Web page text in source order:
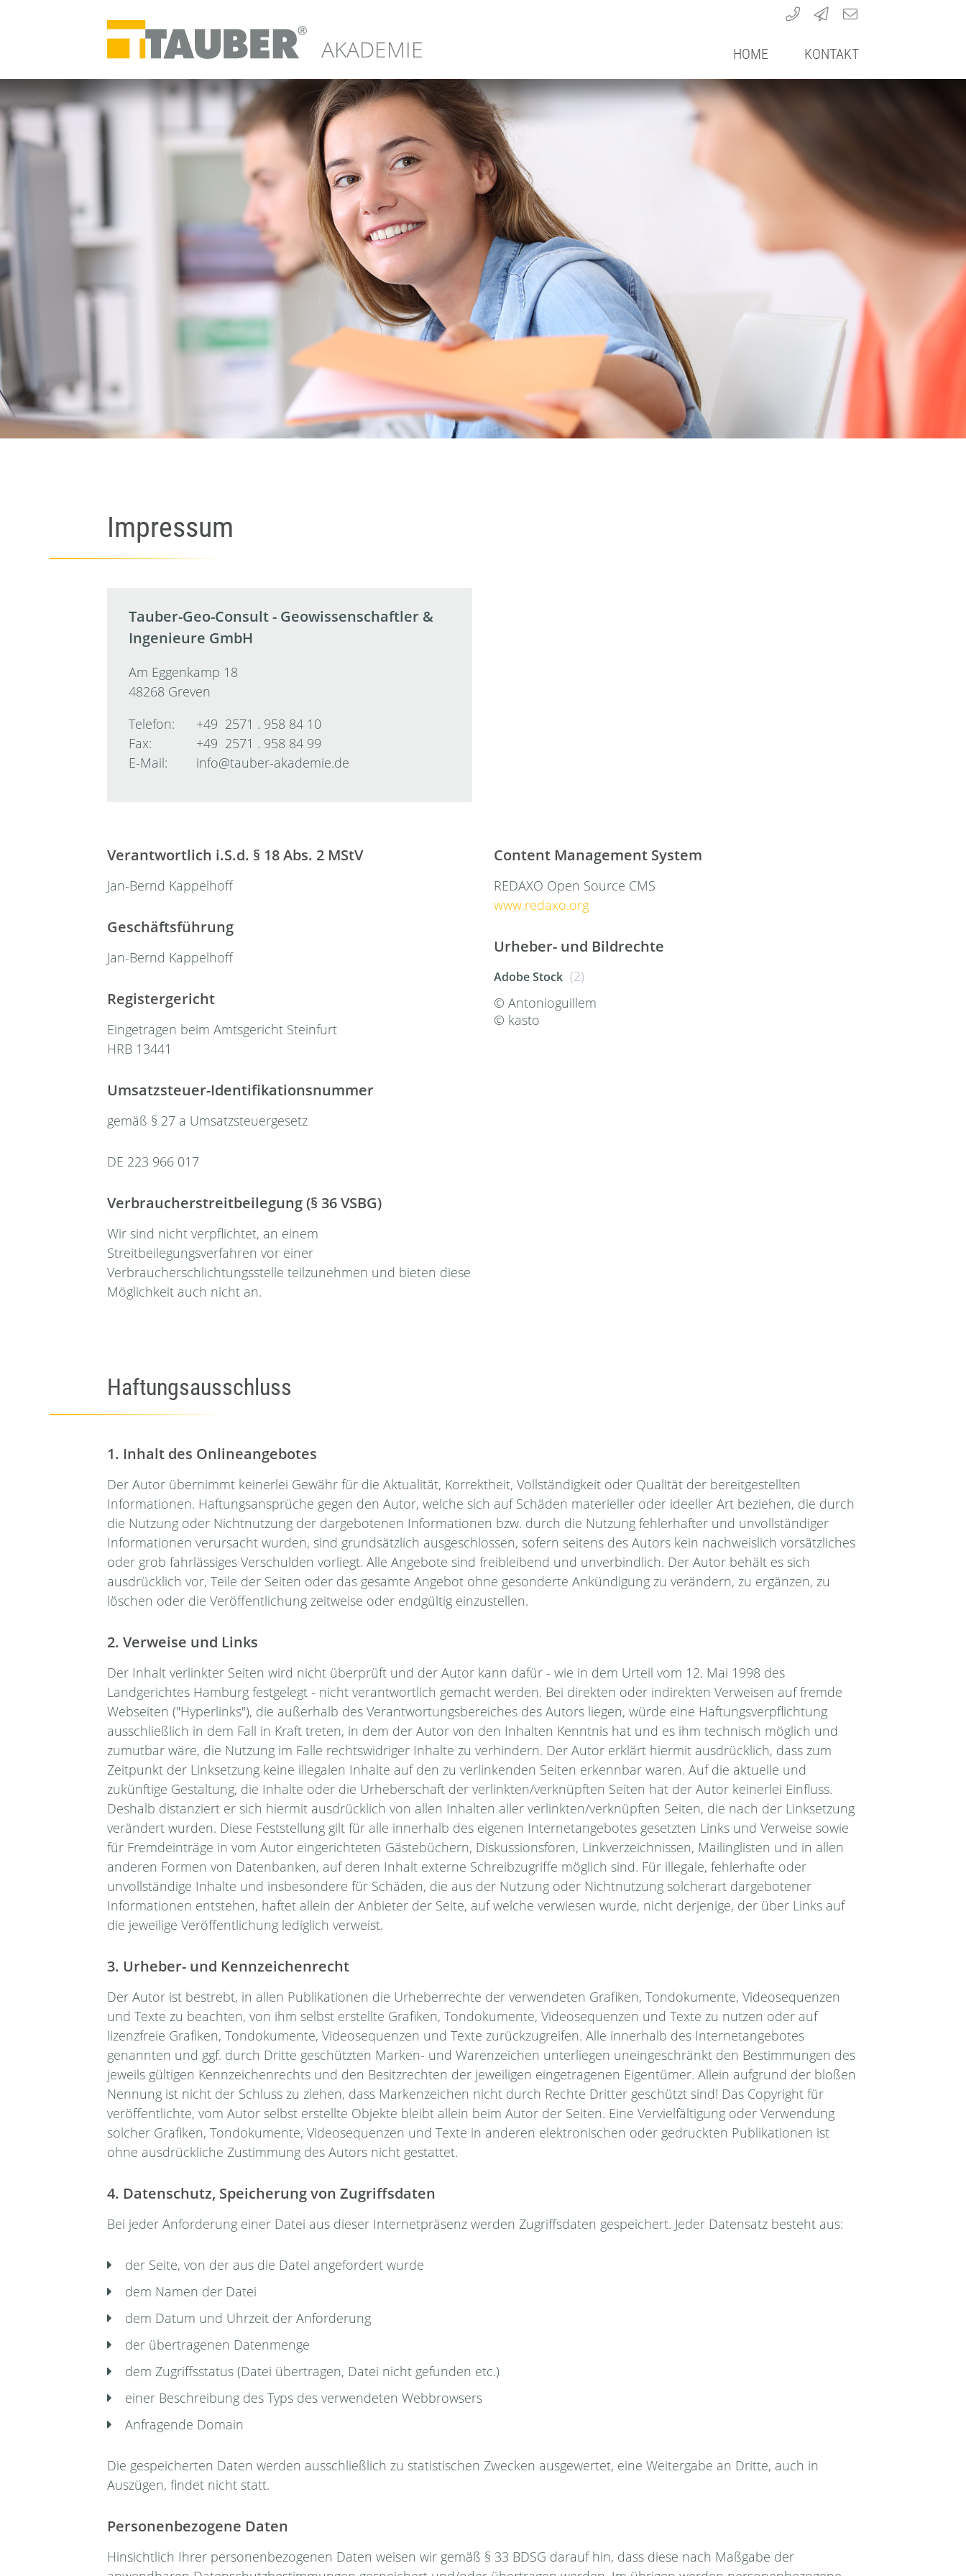
HOME KONTAKT
Impressum
Tauber-Geo-Consult - Geowissenschaftler &
Ingenieure GmbH
Am Eggenkamp 18
48268 Greven
Telefon:
+49 2571 . 958 84 10
Fax:
+49 2571 . 958 84 99
E-Mail:
info@tauber-akademie.de
Verantwortlich i.S.d. § 18 Abs. 2 MStV
Jan-Bernd Kappelhoff
Geschäftsführung
Jan-Bernd Kappelhoff
Registergericht
Eingetragen beim Amtsgericht Steinfurt
HRB 13441
Umsatzsteuer-Identifikationsnummer
gemäß § 27 a Umsatzsteuergesetz
DE 223 966 017
Verbraucherstreitbeilegung (§ 36 VSBG)
Wir sind nicht verpflichtet, an einem
Streitbeilegungsverfahren vor einer
Verbraucherschlichtungsstelle teilzunehmen und bieten diese
Möglichkeit auch nicht an.
Content Management System
REDAXO Open Source CMS
www.redaxo.org
Urheber- und Bildrechte
Adobe Stock (2)
© Antonioguillem
© kasto
Haftungsausschluss
1. Inhalt des Onlineangebotes
Der Autor übernimmt keinerlei Gewähr für die Aktualität, Korrektheit, Vollständigkeit oder Qualität der bereitgestellten
Informationen. Haftungsansprüche gegen den Autor, welche sich auf Schäden materieller oder ideeller Art beziehen, die durch
die Nutzung oder Nichtnutzung der dargebotenen Informationen bzw. durch die Nutzung fehlerhafter und unvollständiger
Informationen verursacht wurden, sind grundsätzlich ausgeschlossen, sofern seitens des Autors kein nachweislich vorsätzliches
oder grob fahrlässiges Verschulden vorliegt. Alle Angebote sind freibleibend und unverbindlich. Der Autor behält es sich
ausdrücklich vor, Teile der Seiten oder das gesamte Angebot ohne gesonderte Ankündigung zu verändern, zu ergänzen, zu
löschen oder die Veröffentlichung zeitweise oder endgültig einzustellen.
2. Verweise und Links
Der Inhalt verlinkter Seiten wird nicht überprüft und der Autor kann dafür - wie in dem Urteil vom 12. Mai 1998 des
Landgerichtes Hamburg festgelegt - nicht verantwortlich gemacht werden. Bei direkten oder indirekten Verweisen auf fremde
Webseiten ("Hyperlinks"), die außerhalb des Verantwortungsbereiches des Autors liegen, würde eine Haftungsverpflichtung
ausschließlich in dem Fall in Kraft treten, in dem der Autor von den Inhalten Kenntnis hat und es ihm technisch möglich und
zumutbar wäre, die Nutzung im Falle rechtswidriger Inhalte zu verhindern. Der Autor erklärt hiermit ausdrücklich, dass zum
Zeitpunkt der Linksetzung keine illegalen Inhalte auf den zu verlinkenden Seiten erkennbar waren. Auf die aktuelle und
zukünftige Gestaltung, die Inhalte oder die Urheberschaft der verlinkten/verknüpften Seiten hat der Autor keinerlei Einfluss.
Deshalb distanziert er sich hiermit ausdrücklich von allen Inhalten aller verlinkten/verknüpften Seiten, die nach der Linksetzung
verändert wurden. Diese Feststellung gilt für alle innerhalb des eigenen Internetangebotes gesetzten Links und Verweise sowie
für Fremdeinträge in vom Autor eingerichteten Gästebüchern, Diskussionsforen, Linkverzeichnissen, Mailinglisten und in allen
anderen Formen von Datenbanken, auf deren Inhalt externe Schreibzugriffe möglich sind. Für illegale, fehlerhafte oder
unvollständige Inhalte und insbesondere für Schäden, die aus der Nutzung oder Nichtnutzung solcherart dargebotener
Informationen entstehen, haftet allein der Anbieter der Seite, auf welche verwiesen wurde, nicht derjenige, der über Links auf
die jeweilige Veröffentlichung lediglich verweist.
3. Urheber- und Kennzeichenrecht
Der Autor ist bestrebt, in allen Publikationen die Urheberrechte der verwendeten Grafiken, Tondokumente, Videosequenzen
und Texte zu beachten, von ihm selbst erstellte Grafiken, Tondokumente, Videosequenzen und Texte zu nutzen oder auf
lizenzfreie Grafiken, Tondokumente, Videosequenzen und Texte zurückzugreifen. Alle innerhalb des Internetangebotes
genannten und ggf. durch Dritte geschützten Marken- und Warenzeichen unterliegen uneingeschränkt den Bestimmungen des
jeweils gültigen Kennzeichenrechts und den Besitzrechten der jeweiligen eingetragenen Eigentümer. Allein aufgrund der bloßen
Nennung ist nicht der Schluss zu ziehen, dass Markenzeichen nicht durch Rechte Dritter geschützt sind! Das Copyright für
veröffentlichte, vom Autor selbst erstellte Objekte bleibt allein beim Autor der Seiten. Eine Vervielfältigung oder Verwendung
solcher Grafiken, Tondokumente, Videosequenzen und Texte in anderen elektronischen oder gedruckten Publikationen ist
ohne ausdrückliche Zustimmung des Autors nicht gestattet.
4. Datenschutz, Speicherung von Zugriffsdaten
Bei jeder Anforderung einer Datei aus dieser Internetpräsenz werden Zugriffsdaten gespeichert. Jeder Datensatz besteht aus:
der Seite, von der aus die Datei angefordert wurde
dem Namen der Datei
dem Datum und Uhrzeit der Anforderung
der übertragenen Datenmenge
dem Zugriffsstatus (Datei übertragen, Datei nicht gefunden etc.)
einer Beschreibung des Typs des verwendeten Webbrowsers
Anfragende Domain
Die gespeicherten Daten werden ausschließlich zu statistischen Zwecken ausgewertet, eine Weitergabe an Dritte, auch in
Auszügen, findet nicht statt.
Personenbezogene Daten
Hinsichtlich Ihrer personenbezogenen Daten weisen wir gemäß § 33 BDSG darauf hin, dass diese nach Maßgabe der